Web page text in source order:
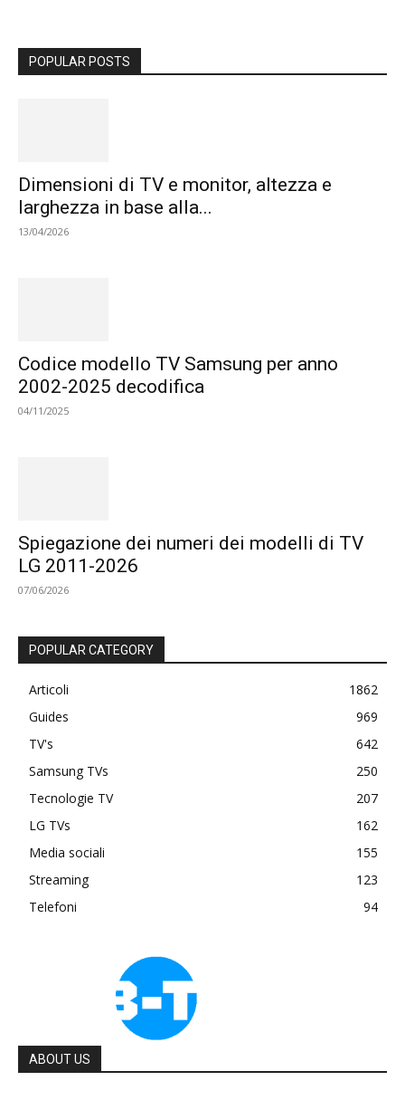
POPULAR POSTS
Dimensioni di TV e monitor, altezza e
larghezza in base alla...
13/04/2026
Codice modello TV Samsung per anno
2002-2025 decodifica
04/11/2025
Spiegazione dei numeri dei modelli di TV
LG 2011-2026
07/06/2026
POPULAR CATEGORY
Articoli
1862
Guides
969
TV's
642
Samsung TVs
250
Tecnologie TV
207
LG TVs
162
Media sociali
155
Streaming
123
Telefoni
94
ABOUT US